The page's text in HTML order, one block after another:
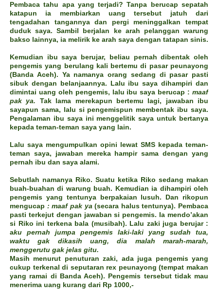
Pembaca tahu apa yang terjadi? Tanpa berucap sepatah
katapun ia membiarkan uang tersebut jatuh dari
tengadahan tangannya dan pergi meninggalkan tempat
duduk saya. Sambil berjalan ke arah pelanggan warung
bakso lainnya, ia melirik ke arah saya dengan tatapan sinis.
Kemudian ibu saya berujar, beliau pernah dibentak oleh
pengemis yang berulang kali bertemu di pasar peunayong
(Banda Aceh). Ya namanya orang sedang di pasar pasti
sibuk dengan belanjaannya. Lalu ibu saya dihampiri dan
dimintai uang oleh pengemis, lalu ibu saya berucap : maaf
pak ya. Tak lama merekapun bertemu lagi, jawaban ibu
sayapun sama, lalu si pengemispun membentak ibu saya.
Pengalaman ibu saya ini menggelitik saya untuk bertanya
kepada teman-teman saya yang lain.
Lalu saya mengumpulkan opini lewat SMS kepada teman-
teman saya, jawaban mereka hampir sama dengan yang
pernah ibu dan saya alami.
Sebutlah namanya Riko. Suatu ketika Riko sedang makan
buah-buahan di warung buah. Kemudian ia dihampiri oleh
pengemis yang tentunya berpakaian lusuh. Dan rikopun
mengucap : maaf pak ya(secara halus tentunya). Pembaca
pasti terkejut dengan jawaban si pengemis. Ia mendo’akan
si Riko ini terkena bala (musibah). Lalu zaki juga berujar :
aku pernah jumpa pengemis laki-laki yang sudah tua,
waktu gak dikasih uang, dia malah marah-marah,
menggerutu gak jelas gitu.
Masih menurut penuturan zaki, ada juga pengemis yang
cukup terkenal di seputaran rex peunayong (tempat makan
yang ramai di Banda Aceh). Pengemis tersebut tidak mau
menerima uang kurang dari Rp 1000,-